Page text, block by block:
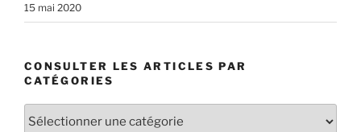
15 mai 2020
CONSULTER LES ARTICLES PAR
CATÉGORIES
Consulter